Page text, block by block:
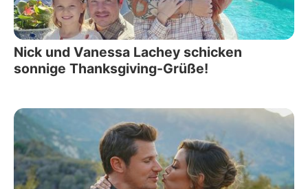
Nick und Vanessa Lachey schicken
sonnige Thanksgiving-Grüße!